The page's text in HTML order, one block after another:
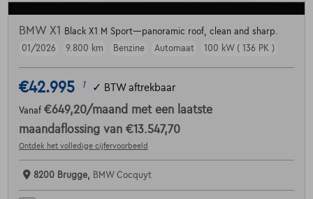
BMW X1
Black X1 M Sport—panoramic roof, clean and sharp.
01/2026
9.800 km Benzine Automaat 100 kW ( 136 PK )
€42.995 1 ✓ BTW aftrekbaar
Vanaf €649,20/maand met een laatste
maandaflossing van €13.547,70
Ontdek het volledige cijfervoorbeeld
8200 Brugge, BMW Cocquyt